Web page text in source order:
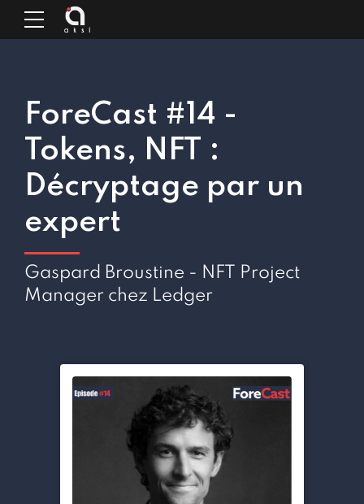
ForeCast #14 -
Tokens, NFT :
Décryptage par un
expert
Gaspard Broustine - NFT Project
Manager chez Ledger